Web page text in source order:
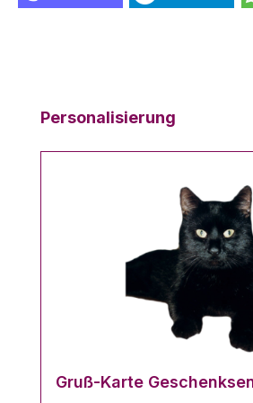
Produktgalerie überspringen
Personalisierung
Gruß-Karte